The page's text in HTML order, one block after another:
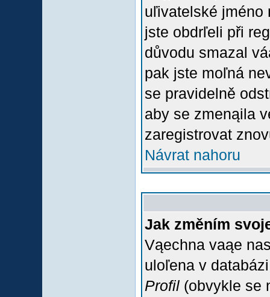
uľivatelské jméno
jste obdrľeli při
důvodu smazal
pak jste moľná
se pravidelně
aby se zmenąila
zaregistrovat
Návrat nahoru
Jak změním
Vąechna vaąe
uloľena v
Profil (obvykle se